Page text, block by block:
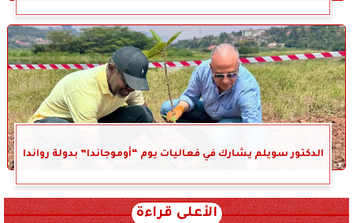
الدكتور سويلم يشارك في فعاليات يوم “أوموجاندا” بدولة رواندا
الأعلى قراءة